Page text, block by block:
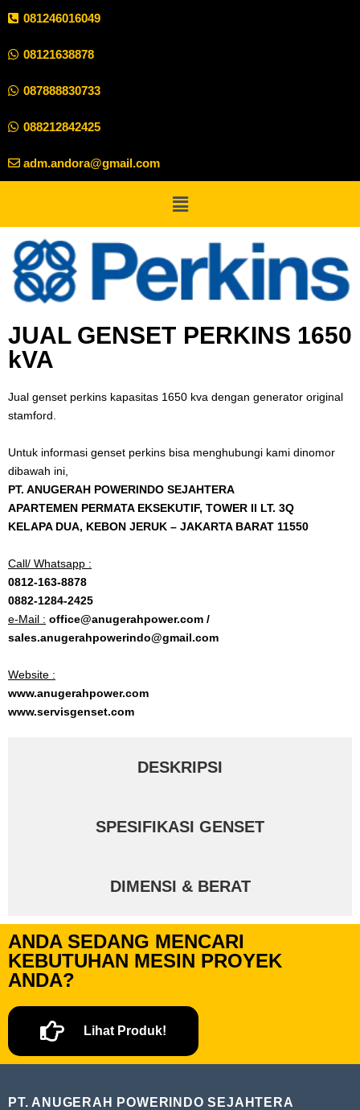
081246016049
08121638878
087888830733
088212842425
adm.andora@gmail.com
JUAL GENSET PERKINS 1650
kVA
Jual genset perkins kapasitas 1650 kva dengan generator original
stamford.
Untuk informasi genset perkins bisa menghubungi kami dinomor
dibawah ini,
PT. ANUGERAH POWERINDO SEJAHTERA
APARTEMEN PERMATA EKSEKUTIF, TOWER II LT. 3Q
KELAPA DUA, KEBON JERUK – JAKARTA BARAT 11550
Call/ Whatsapp :
0812-163-8878
0882-1284-2425
e-Mail : office@anugerahpower.com /
sales.anugerahpowerindo@gmail.com
Website :
www.anugerahpower.com
www.servisgenset.com
DESKRIPSI
SPESIFIKASI GENSET
DIMENSI & BERAT
ANDA SEDANG MENCARI
KEBUTUHAN MESIN PROYEK
ANDA?
Lihat Produk!
PT. ANUGERAH POWERINDO SEJAHTERA